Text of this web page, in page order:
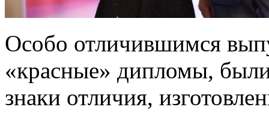
Особо отличившимся
«красные» дипломы,
знаки отличия,